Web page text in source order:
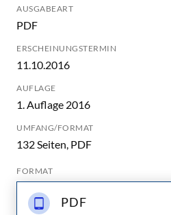
AUSGABEART
PDF
ERSCHEINUNGSTERMIN
11.10.2016
AUFLAGE
1. Auflage 2016
UMFANG/FORMAT
132 Seiten, PDF
FORMAT
PDF